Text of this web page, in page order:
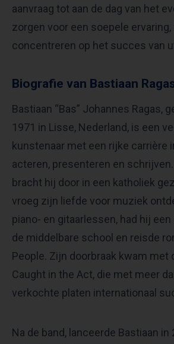
aanvraag tot aan de dag van het
zorgen voor een soepele
concentreren op het succes van
Biografie van Bastiaan
Bastiaan “Bas” Johannes Ragas,
1971 in Lisse, Nederland, is een
kunstenaar met een rijke carrière
acteren, presenteren en
bracht hij door in een katholiek
vroeg zijn liefde voor muziek
piano- en gitaarlessen, had hij
de middelbare school en reisde
People. Zijn doorbraak kwam met
Caught in the Act, die met meer
verkochte platen internationaal
Na de band, lanceerde Bastiaan